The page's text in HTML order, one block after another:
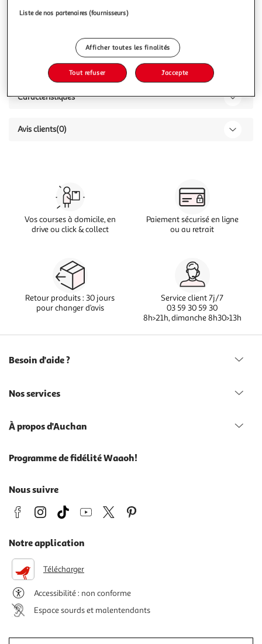
Description
Caractéristiques
Avis clients(0)
Vos courses à domicile, en
drive ou click & collect
Paiement sécurisé en ligne
ou au retrait
Retour produits : 30 jours
pour changer d’avis
Service client 7j/7
03 59 30 59 30
8h>21h, dimanche 8h30>13h
Besoin d'aide ?
Nos services
À propos d'Auchan
Programme de fidélité Waaoh!
Nous suivre
Notre application
Télécharger
Accessibilité : non conforme
Espace sourds et malentendants
Liste de nos partenaires (fournisseurs)
Afficher toutes les finalités
Tout refuser J'accepte